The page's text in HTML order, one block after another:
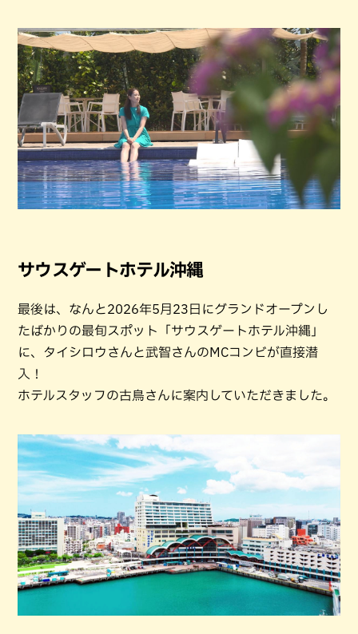
サウスゲートホテル沖縄
最後は、なんと2026年5月23日にグランドオープンし
たばかりの最旬スポット「サウスゲートホテル沖縄」
に、タイシロウさんと武智さんのMCコンビが直接潜
入！
ホテルスタッフの古鳥さんに案内していただきました。